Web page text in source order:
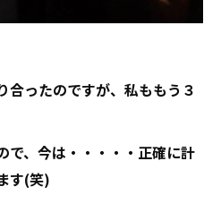
合ったのですが、私ももう３
今は・・・・・正確に計
す(笑)